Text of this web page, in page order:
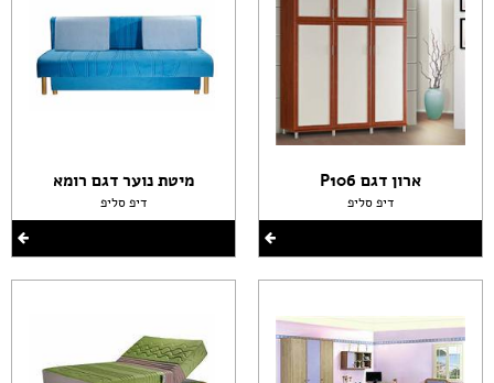
ארון דגם P106
דיפ סליפ
מיטת נוער דגם רומא
דיפ סליפ